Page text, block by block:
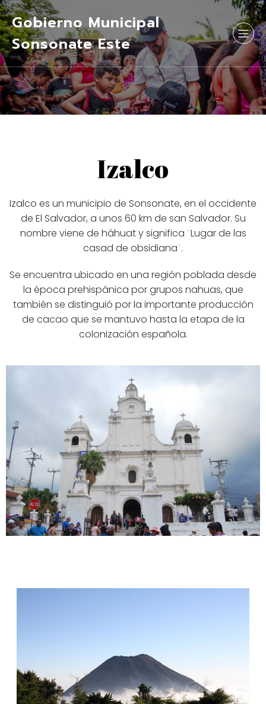
Gobierno Municipal
Sonsonate Este
Izalco
Izalco es un municipio de Sonsonate, en el occidente
de El Salvador, a unos 60 km de san Salvador. Su
nombre viene de háhuat y significa ¨Lugar de las
casad de obsidiana¨.
Se encuentra ubicado en una región poblada desde
la época prehispánica por grupos nahuas, que
también se distinguió por la importante producción
de cacao que se mantuvo hasta la etapa de la
colonización española.